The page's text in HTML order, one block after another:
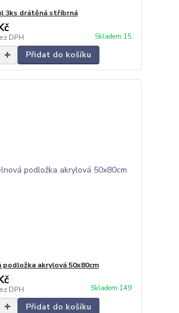
3ks drátěná stříbrná
DPH Skladem 15
Přidat do košíku
podložka akrylová 50x80cm
DPH Skladem 149
Přidat do košíku